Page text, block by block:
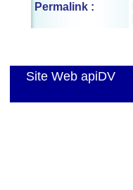
Permalink :
Site Web apiDV